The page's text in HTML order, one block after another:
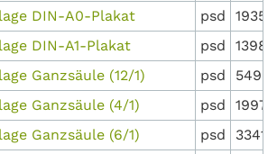
DIN-A0-Plakat
psd
DIN-A1-Plakat
psd
Ganzsäule (12/1)
psd
5490
Ganzsäule (4/1)
psd
1997
Ganzsäule (6/1)
psd
3341